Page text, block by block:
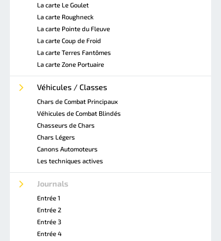
La carte Le Goulet
La carte Roughneck
La carte Pointe du Fleuve
La carte Coup de Froid
La carte Terres Fantômes
La carte Zone Portuaire
Véhicules / Classes
Chars de Combat Principaux
Véhicules de Combat Blindés
Chasseurs de Chars
Chars Légers
Canons Automoteurs
Les techniques actives
Journals
Entrée 1
Entrée 2
Entrée 3
Entrée 4